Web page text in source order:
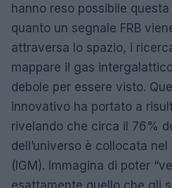
hanno reso possibile
quanto un segnale FRB
attraversa lo spazio, i
mappare il gas
debole per essere visto.
innovativo ha portato a
rivelando che circa il 76%
dell’universo è collocata
(IGM). Immagina di poter
esattamente quello che gli